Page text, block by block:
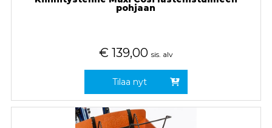
pohjaan
€ 139,00 sis. alv
Tilaa nyt